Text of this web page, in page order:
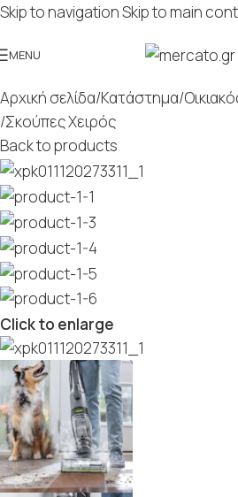
Skip to navigationSkip to main
MENU
Αρχική σελίδα/Κατάστημα/
/Σκούπες Χειρός
Back to products
Click to enlarge